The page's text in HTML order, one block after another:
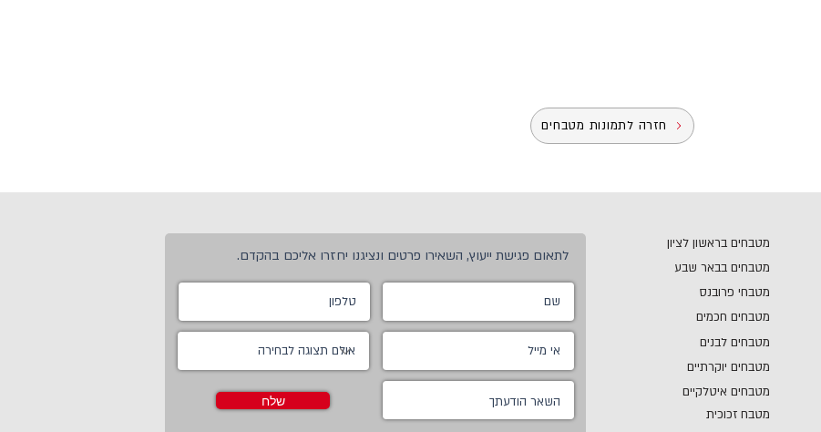
חזרה לתמונות מטבחים
לתאום פגישת ייעוץ, השאירו פרטים ונציגנו יחזרו אליכם בהקדם.
שלח
מטבחים בראשון לציון
מטבחים בבאר שבע
מטבחי פרובנס
מטבחים חכמים
מטבחים לבנים
מטבחים יוקרתיים
מטבחים איטלקיים
מטבח זכוכית